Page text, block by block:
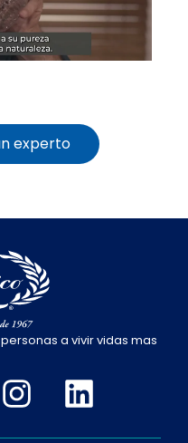
experto
a vivir vidas mas